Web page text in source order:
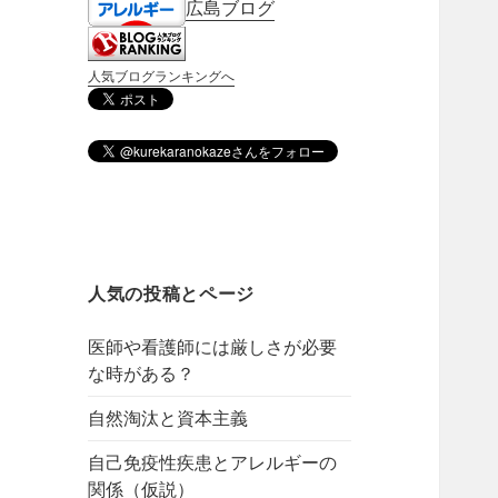
広島ブログ
人気ブログランキングへ
人気の投稿とページ
医師や看護師には厳しさが必要
な時がある？
自然淘汰と資本主義
自己免疫性疾患とアレルギーの
関係（仮説）